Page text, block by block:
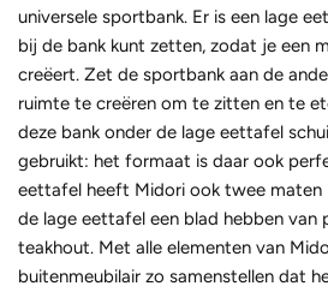
universele sportbank. Er is een lage
bij de bank kunt zetten, zodat je een
creëert. Zet de sportbank aan de
ruimte te creëren om te zitten en te
deze bank onder de lage eettafel
gebruikt: het formaat is daar ook
eettafel heeft Midori ook twee maten
de lage eettafel een blad hebben van
teakhout. Met alle elementen van
buitenmeubilair zo samenstellen dat